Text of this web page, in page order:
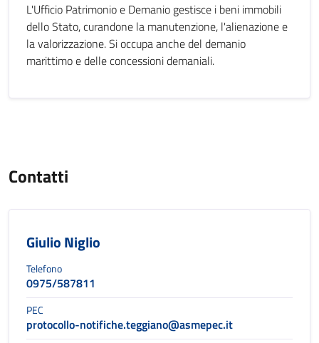
L'Ufficio Patrimonio e Demanio gestisce i beni immobili
dello Stato, curandone la manutenzione, l'alienazione e
la valorizzazione. Si occupa anche del demanio
marittimo e delle concessioni demaniali.
Contatti
Giulio Niglio
Telefono
0975/587811
PEC
protocollo-notifiche.teggiano@asmepec.it